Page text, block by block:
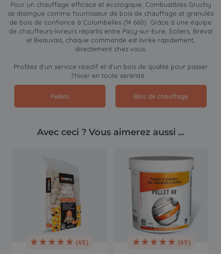
Pour un chauffage efficace et écologique, Combustibles Gruchy
se distingue comme fournisseur de bois de chauffage et granulés
de bois de confiance à Colombelles (14 660). Grâce à une équipe
de chauffeurs-livreurs répartis entre Pacy-sur-Eure, Soliers, Bréval
et Beauvais, chaque commande est livrée rapidement,
directement chez vous.
Profitez d’un service réactif et d’un bois de qualité pour passer
l’hiver en toute sérénité. .
Pellets Bois de chauffage
Avec ceci ? Vous aimerez aussi ...
(65) (65)